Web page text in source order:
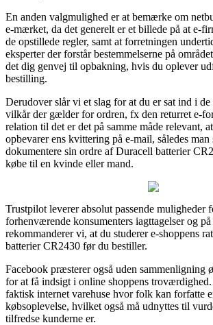
En anden valgmulighed er at bemærke om
e-mærket, da det generelt er et billede på at e-
de opstillede regler, samt at forretningen
eksperter der forstår bestemmelserne på
det dig genvej til opbakning, hvis du oplever
bestilling.
Derudover slår vi et slag for at du er sat ind i
vilkår der gælder for ordren, fx den returret e-
relation til det er det på samme måde relevant,
opbevarer ens kvittering på e-mail, således
dokumentere sin ordre af Duracell batterier
købe til en kvinde eller mand.
Trustpilot leverer absolut passende muligheder
forhenværende konsumenters iagttagelser og
rekommanderer vi, at du studerer e-shoppens
batterier CR2430 før du bestiller.
Facebook præsterer også uden sammenligning
for at få indsigt i online shoppens
faktisk internet varehuse hvor folk kan forfatte
købsoplevelse, hvilket også må udnyttes til
tilfredse kunderne er.